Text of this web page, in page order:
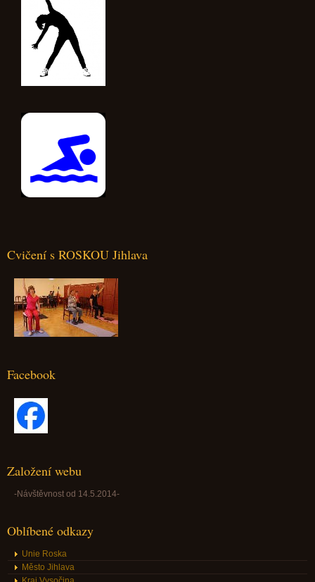
Cvičení s ROSKOU Jihlava
Facebook
Založení webu
-Návštěvnost od 14.5.2014-
Oblíbené odkazy
Unie Roska
Město Jihlava